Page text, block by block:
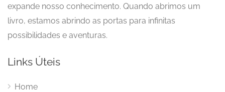
expande nosso conhecimento. Quando abrimos um
livro, estamos abrindo as portas para infinitas
possibilidades e aventuras.
Links Úteis
Home